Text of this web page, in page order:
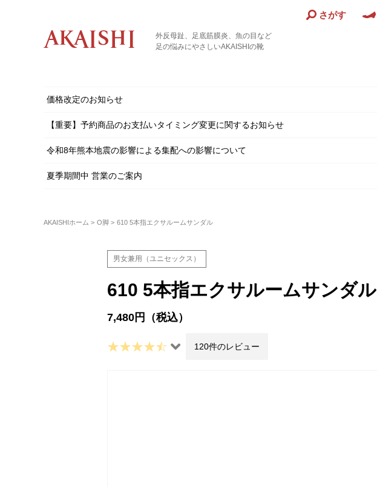
外反母趾、足底筋膜炎、魚の目など
足の悩みにやさしいAKAISHIの靴
さがす
価格改定のお知らせ
【重要】予約商品のお支払いタイミング変更に関するお知らせ
令和8年熊本地震の影響による集配への影響について
夏季期間中 営業のご案内
AKAISHIホーム O脚 610 5本指エクサルームサンダル
男女兼用（ユニセックス）
610 5本指エクサルームサンダル
7,480円（税込）
120件のレビュー